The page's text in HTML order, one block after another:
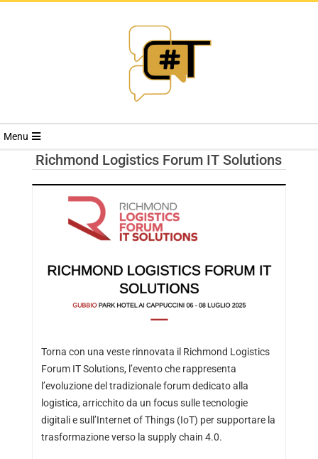
RIVISTA
TRENDS
Menu
Richmond Logistics Forum IT Solutions
Torna con una veste rinnovata il Richmond Logistics
Forum IT Solutions, l’evento che rappresenta
l’evoluzione del tradizionale forum dedicato alla
logistica, arricchito da un focus sulle tecnologie
digitali e sull’Internet of Things (IoT) per supportare la
trasformazione verso la supply chain 4.0.